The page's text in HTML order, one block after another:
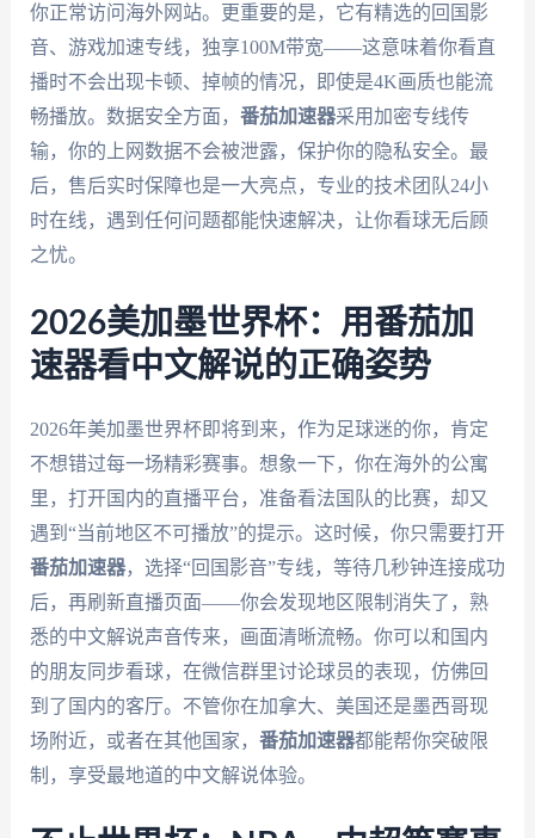
你正常访问海外网站。更重要的是，它有精选的回国影
音、游戏加速专线，独享100M带宽——这意味着你看直
播时不会出现卡顿、掉帧的情况，即使是4K画质也能流
畅播放。数据安全方面， 番茄加速器采用加密专线传
输，你的上网数据不会被泄露，保护你的隐私安全。最
后，售后实时保障也是一大亮点，专业的技术团队24小
时在线，遇到任何问题都能快速解决，让你看球无后顾
之忧。
2026美加墨世界杯：用番茄加
速器看中文解说的正确姿势
2026年美加墨世界杯即将到来，作为足球迷的你，肯定
不想错过每一场精彩赛事。想象一下，你在海外的公寓
里，打开国内的直播平台，准备看法国队的比赛，却又
遇到“当前地区不可播放”的提示。这时候，你只需要打开
番茄加速器，选择“回国影音”专线，等待几秒钟连接成功
后，再刷新直播页面——你会发现地区限制消失了，熟
悉的中文解说声音传来，画面清晰流畅。你可以和国内
的朋友同步看球，在微信群里讨论球员的表现，仿佛回
到了国内的客厅。不管你在加拿大、美国还是墨西哥现
场附近，或者在其他国家， 番茄加速器都能帮你突破限
制，享受最地道的中文解说体验。